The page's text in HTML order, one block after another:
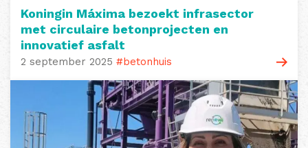
Koningin Máxima bezoekt infrasector
met circulaire betonprojecten en
innovatief asfalt
2 september 2025 #betonhuis